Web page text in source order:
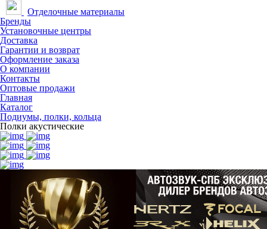
Отделочные материалы
Бренды
Установочные центры
Доставка
Гарантии и возврат
Оформление заказа
О компании
Контакты
Оптовые продажи
Главная
Каталог
Подиумы, полки, кольца
Полки акустические